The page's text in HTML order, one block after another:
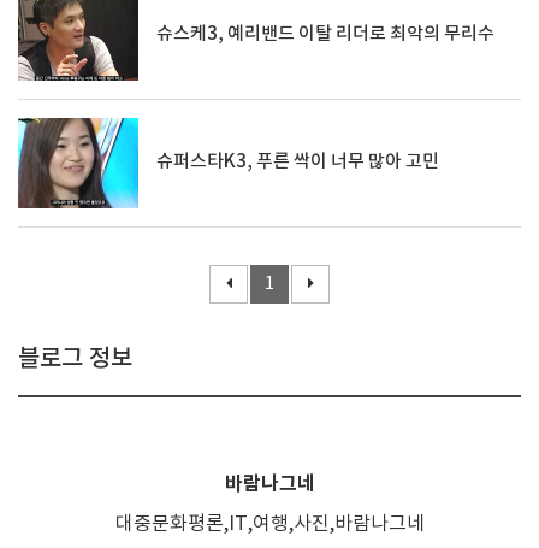
슈스케3, 예리밴드 이탈 리더로 최악의 무리수
슈퍼스타K3, 푸른 싹이 너무 많아 고민
1
블로그 정보
바람나그네
대중문화평론,IT,여행,사진,바람나그네